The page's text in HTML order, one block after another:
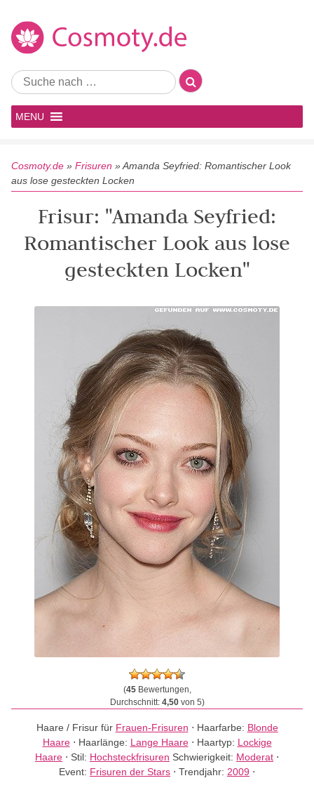
MENU
Cosmoty.de » Frisuren »Amanda Seyfried: Romantischer Look
aus lose gesteckten Locken
Frisur: "Amanda Seyfried:
Romantischer Look aus lose
gesteckten Locken"
(45Bewertungen,
Durchschnitt: 4,50von 5)
Haare / Frisur für Frauen-Frisuren ⋅ Haarfarbe: Blonde
Haare⋅ Haarlänge: Lange Haare⋅ Haartyp: Lockige
Haare ⋅ Stil: Hochsteckfrisuren Schwierigkeit: Moderat ⋅
Event: Frisuren der Stars ⋅ Trendjahr: 2009 ⋅